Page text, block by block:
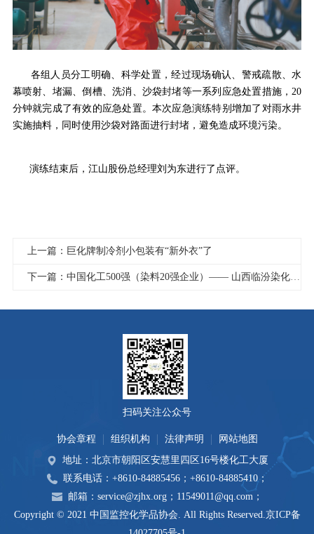
各组人员分工明确、科学处置，经过现场确认、警戒疏散、水
幕喷射、堵漏、倒槽、洗消、沙袋封堵等一系列应急处置措施，20
分钟就完成了有效的应急处置。本次应急演练特别增加了对雨水井
实施抽料，同时使用沙袋对路面进行封堵，避免造成环境污染。
演练结束后，江山股份总经理刘为东进行了点评。
上一篇：巨化牌制冷剂小包装有“新外衣”了
下一篇：中国化工500强（染料20强企业）—— 山西临汾染化（集团）有限责任公司
扫码关注公众号
协会章程 组织机构 法律声明
网站地图
地址：北京市朝阳区安慧里四区16号楼化工大厦
联系电话：+8610-84885456；+8610-84885410；
邮箱：service@zjhx.org；11549011@qq.com；
Copyright © 2021 中国监控化学品协会. All Rights Reserved.京ICP备